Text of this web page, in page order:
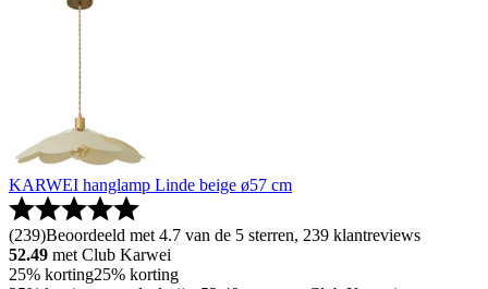
KARWEI hanglamp Linde beige ø57 cm
(239)Beoordeeld met 4.7 van de 5 sterren, 239 klantreviews
52.49 met Club Karwei
25% korting25% korting